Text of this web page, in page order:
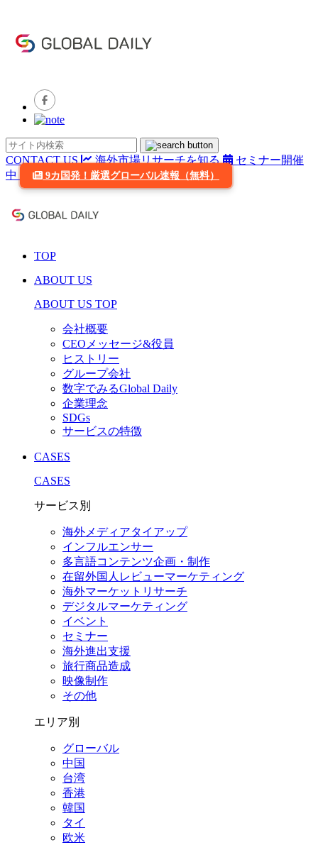
CONTACT US 海外市場リサーチを知る
セミナー開催
中
9カ国発！厳選グローバル速報（無料）
TOP
ABOUT US
ABOUT US TOP
会社概要
CEOメッセージ&役員
ヒストリー
グループ会社
数字でみるGlobal Daily
企業理念
SDGs
サービスの特徴
CASES
CASES
サービス別
海外メディアタイアップ
インフルエンサー
多言語コンテンツ企画・制作
在留外国⼈レビューマーケティング
海外マーケットリサーチ
デジタルマーケティング
イベント
セミナー
海外進出支援
旅行商品造成
映像制作
その他
エリア別
グローバル
中国
台湾
香港
韓国
タイ
欧米